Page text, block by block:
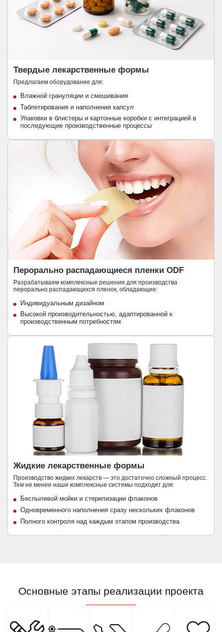
Твердые лекарственные формы
Предлагаем оборудование для:
Влажной грануляции и смешивания
Таблетирования и наполнения капсул
Упаковки в блистеры и картонные коробки с интеграцией в
последующие производственные процессы
Перорально распадающиеся пленки ODF
Разрабатываем комплексные решения для производства
перорально распадающихся пленок, обладающие:
Индивидуальным дизайном
Высокой производительностью, адаптированной к
производственным потребностям
Жидкие лекарственные формы
Производство жидких лекарств — это достаточно сложный процесс.
Тем не менее наши комплексные системы подходят для:
Беспылевой мойки и стерилизации флаконов
Одновременного наполнения сразу нескольких флаконов
Полного контроля над каждым этапом производства
Основные этапы реализации проекта